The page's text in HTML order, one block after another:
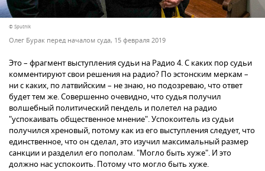
© Sputnik
Олег Бурак перед началом суда, 15 февраля 2019
Это – фрагмент выступления судьи на Радио 4. С каких пор судьи
комментируют свои решения на радио? По эстонским меркам –
ни с каких, по латвийским – не знаю, но подозреваю, что ответ
будет тем же. Совершенно очевидно, что судья получил
волшебный политический пендель и полетел на радио
"успокаивать общественное мнение". Успокоитель из судьи
получился хреновый, потому как из его выступления следует, что
единственное, что он сделал, это изучил максимальный размер
санкции и разделил его пополам. "Могло быть хуже". И это
должно нас успокоить. Потому что могло быть хуже.